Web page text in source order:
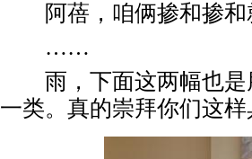
阿蓓，咱俩掺和掺
……
雨，下面这两幅也
一类。真的崇拜你们这